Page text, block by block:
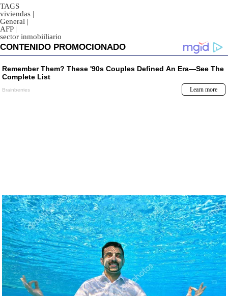
TAGS
viviendas |
General |
AFP |
sector inmobiiliario